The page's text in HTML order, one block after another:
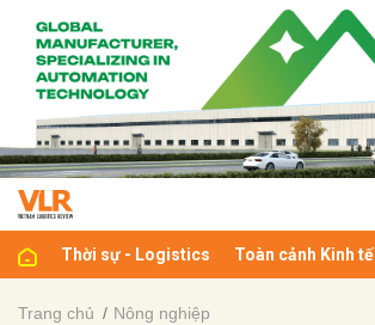
Thời sự - Logistics Toàn cảnh Kinh tế
Trang chủ Nông nghiệp
luận